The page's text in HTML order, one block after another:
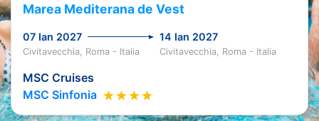
Marea Mediterana de Vest
07 Ian 2027 14 Ian 2027
Civitavecchia, Roma - Italia Civitavecchia, Roma - Italia
MSC Cruises
MSC Sinfonia